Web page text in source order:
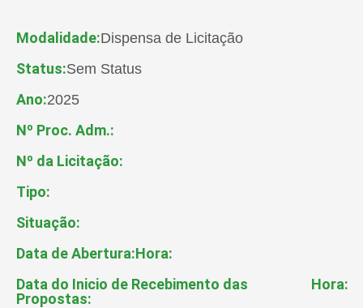
Modalidade:Dispensa de Licitação
Status:Sem Status
Ano:2025
Nº Proc. Adm.:
Nº da Licitação:
Tipo:
Situação:
Data de Abertura:Hora:
Data do Inicio de Recebimento das
Propostas:
Hora: